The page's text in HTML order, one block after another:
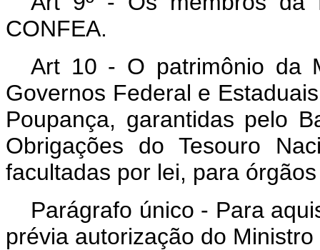
CONFEA.
Art 10 - O patrimônio da
Governos Federal e
Poupança, garantidas pelo
Obrigações do Tesouro
facultadas por lei, para
Parágrafo único - Para
prévia autorização do